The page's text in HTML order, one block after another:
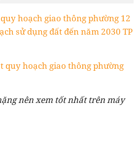
hoạch giao thông phường 12
sử dụng đất đến năm 2030 TP
quy hoạch giao thông phường
nên xem tốt nhất trên máy